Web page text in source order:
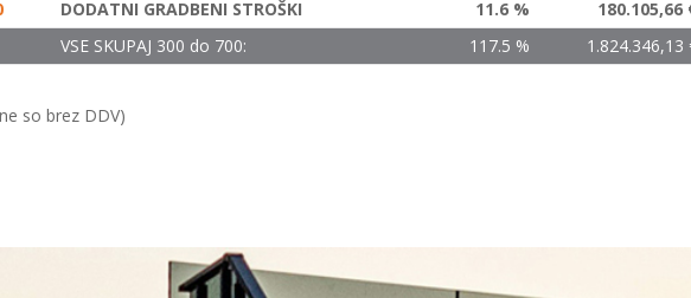
DODATNI GRADBENI STROŠKI 11.6 %
180.105,66
VSE SKUPAJ 300 do 700:
117.5 % 1.824.346,13
so brez DDV)